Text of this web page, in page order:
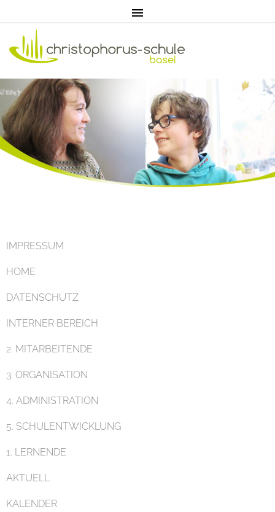
Home
Unterricht
IMPRESSUM
HOME
DATENSCHUTZ
INTERNER BEREICH
2. MITARBEITENDE
3. ORGANISATION
4. ADMINISTRATION
5. SCHULENTWICKLUNG
1. LERNENDE
AKTUELL
KALENDER